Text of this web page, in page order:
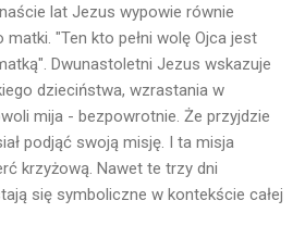
lat Jezus wypowie równie
matki. "Ten kto pełni wolę Ojca jest
Dwunastoletni Jezus wskazuje
dzieciństwa, wzrastania w
mija - bezpowrotnie. Że przyjdzie
podjąć swoją misję. I ta misja
krzyżową. Nawet te trzy dni
się symboliczne w kontekście całej